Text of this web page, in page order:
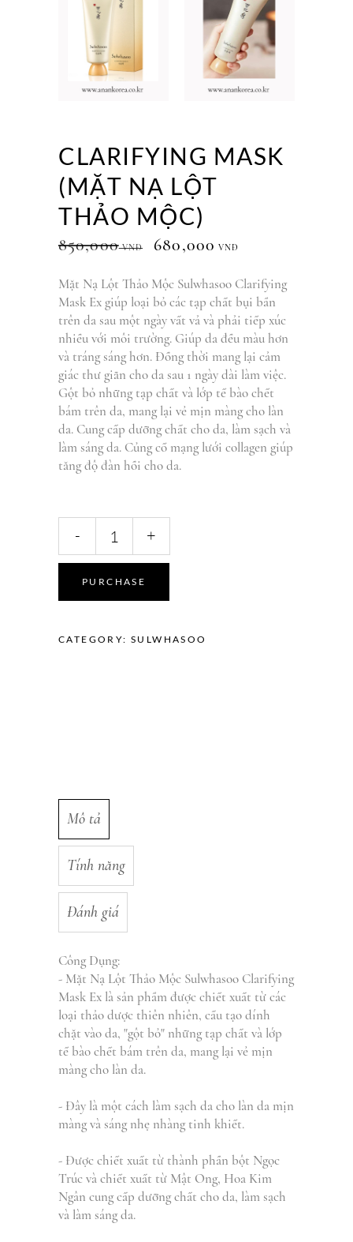
CLARIFYING MASK
(MẶT NẠ LỘT
THẢO MỘC)
850,000VNĐ 680,000 VNĐ
Mặt Nạ Lột Thảo Mộc Sulwhasoo Clarifying
Mask Ex giúp loại bỏ các tạp chất bụi bẩn
trên da sau một ngày vất vả và phải tiếp xúc
nhiều với môi trường. Giúp da đều màu hơn
và tráng sáng hơn. Đồng thời mang lại cảm
giác thư giãn cho da sau 1 ngày dài làm việc.
Gột bỏ những tạp chất và lớp tế bào chết
bám trên da, mang lại vẻ mịn màng cho làn
da. Cung cấp dưỡng chất cho da, làm sạch và
làm sáng da. Củng cố mạng lưới collagen giúp
tăng độ đàn hồi cho da.
quantity
- +
PURCHASE
CATEGORY:SULWHASOO
Mô tả
Tính năng
Đánh giá
Công Dụng:
- Mặt Nạ Lột Thảo Mộc Sulwhasoo Clarifying
Mask Ex là sản phẩm được chiết xuất từ các
loại thảo dược thiên nhiên, cấu tạo dính
chặt vào da, "gột bỏ" những tạp chất và lớp
tế bào chết bám trên da, mang lại vẻ mịn
màng cho làn da.
- Đây là một cách làm sạch da cho làn da mịn
màng và sáng nhẹ nhàng tinh khiết.
- Được chiết xuất từ thành phần bột Ngọc
Trúc và chiết xuất từ Mật Ong, Hoa Kim
Ngân cung cấp dưỡng chất cho da, làm sạch
và làm sáng da.